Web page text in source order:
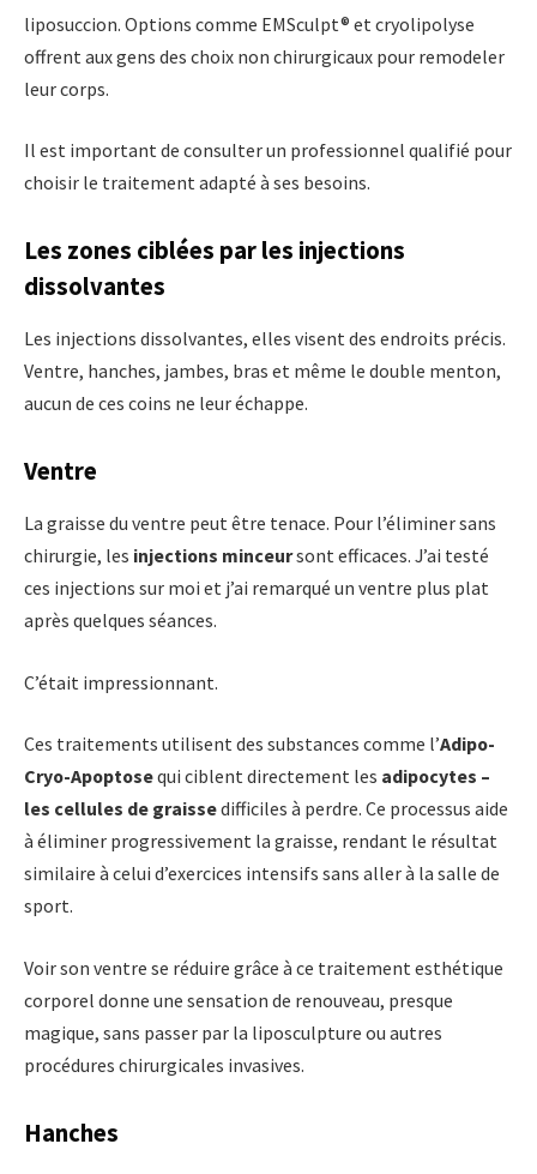
liposuccion. Options comme EMSculpt® et cryolipolyse
offrent aux gens des choix non chirurgicaux pour remodeler
leur corps.
Il est important de consulter un professionnel qualifié pour
choisir le traitement adapté à ses besoins.
Les zones ciblées par les injections
dissolvantes
Les injections dissolvantes, elles visent des endroits précis.
Ventre, hanches, jambes, bras et même le double menton,
aucun de ces coins ne leur échappe.
Ventre
La graisse du ventre peut être tenace. Pour l’éliminer sans
chirurgie, les injections minceursont efficaces. J’ai testé
ces injections sur moi et j’ai remarqué un ventre plus plat
après quelques séances.
C’était impressionnant.
Ces traitements utilisent des substances comme l’Adipo-
Cryo-Apoptosequi ciblent directement les adipocytes –
les cellules de graissedifficiles à perdre. Ce processus aide
à éliminer progressivement la graisse, rendant le résultat
similaire à celui d’exercices intensifs sans aller à la salle de
sport.
Voir son ventre se réduire grâce à ce traitement esthétique
corporel donne une sensation de renouveau, presque
magique, sans passer par la liposculpture ou autres
procédures chirurgicales invasives.
Hanches